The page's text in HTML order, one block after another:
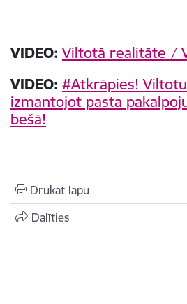
VIDEO:Viltotā realitāte /
VIDEO: #Atkrāpies!
izmantojot pasta
bešā!
Drukāt lapu
Dalīties